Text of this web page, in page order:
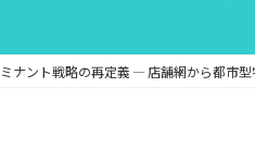
ミナント戦略の再定義 ― 店舗網から都市